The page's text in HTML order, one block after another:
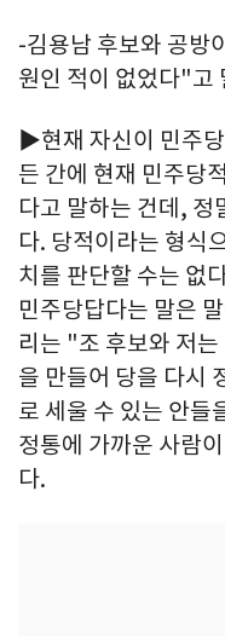
-김용남 후보와 공방
원인 적이 없었다"고
▶현재 자신이 민주
든 간에 현재 민주당
다고 말하는 건데, 정
다. 당적이라는 형식
치를 판단할 수는 없
민주당답다는 말은
리는 "조 후보와 저
을 만들어 당을 다시
로 세울 수 있는 안들
정통에 가까운 사람
다.